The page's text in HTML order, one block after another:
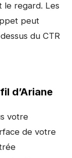
le regard. Les
peut
du CTR
d’Ariane
votre
de votre